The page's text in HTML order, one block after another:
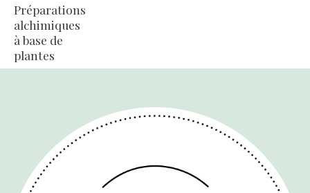
Préparations
alchimiques
à base de
plantes